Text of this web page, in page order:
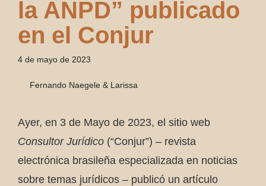
la ANPD” publicado
en el Conjur
4 de mayo de 2023
Fernando Naegele & Larissa
Ayer, en 3 de Mayo de 2023, el sitio web
Consultor Jurídico (“Conjur”) – revista
electrónica brasileña especializada en noticias
sobre temas jurídicos – publicó un artículo